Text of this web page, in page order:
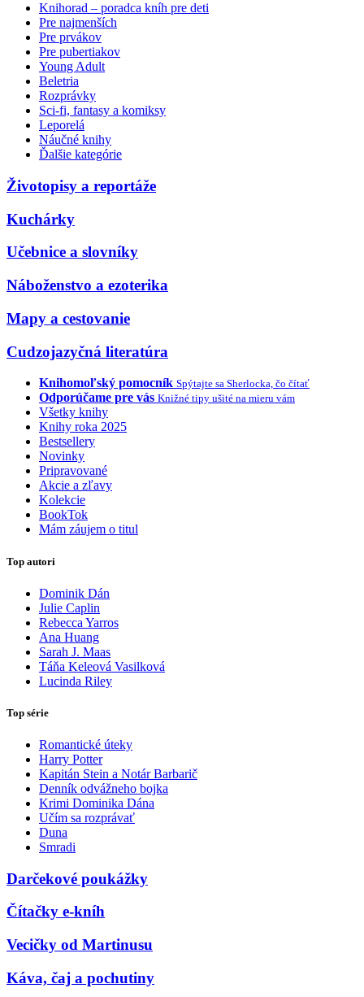
Knihorad – poradca kníh pre deti
Pre najmenších
Pre prvákov
Pre pubertiakov
Young Adult
Beletria
Rozprávky
Sci-fi, fantasy a komiksy
Leporelá
Náučné knihy
Ďalšie kategórie
Životopisy a reportáže
Kuchárky
Učebnice a slovníky
Náboženstvo a ezoterika
Mapy a cestovanie
Cudzojazyčná literatúra
Knihomoľský pomocník Spýtajte sa Sherlocka, čo čítať
Odporúčame pre vás Knižné tipy ušité na mieru vám
Všetky knihy
Knihy roka 2025
Bestsellery
Novinky
Pripravované
Akcie a zľavy
Kolekcie
BookTok
Mám záujem o titul
Top autori
Dominik Dán
Julie Caplin
Rebecca Yarros
Ana Huang
Sarah J. Maas
Táňa Keleová Vasilková
Lucinda Riley
Top série
Romantické úteky
Harry Potter
Kapitán Stein a Notár Barbarič
Denník odvážneho bojka
Krimi Dominika Dána
Učím sa rozprávať
Duna
Smradi
Darčekové poukážky
Čítačky e-kníh
Vecičky od Martinusu
Káva, čaj a pochutiny